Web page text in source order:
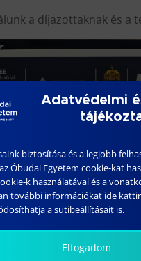
a díjazottaknak és a
Adatvédelmi
biztosítása és a legjobb
Óbudai Egyetem cookie-kat
k használatával és a
további információkat ide
a sütibeállításait is.
Elfogadom